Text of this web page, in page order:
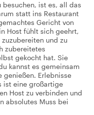
besuchen, ist es, all das
statt ins Restaurant
Gericht von
Host fühlt sich geehrt,
und zu
zubereitetes
gekocht hat. Sie
kannst es gemeinsam
genießen. Erlebnisse
ist eine großartige
Host zu verbinden und
absolutes Muss bei